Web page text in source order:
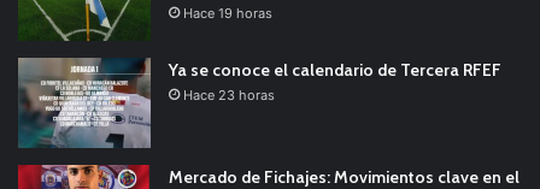
Hace 19 horas
Ya se conoce el calendario de Tercera RFEF
Hace 23 horas
Mercado de Fichajes: Movimientos clave en el